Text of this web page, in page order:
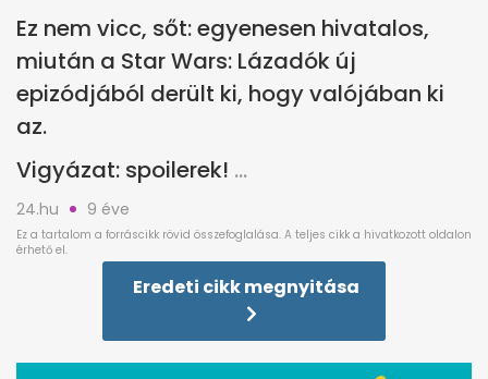
Ez nem vicc, sőt: egyenesen hivatalos,
miután a Star Wars: Lázadók új
epizódjából derült ki, hogy valójában ki
az.
Vigyázat: spoilerek!
24.hu 9 éve
Eredeti cikk megnyitása